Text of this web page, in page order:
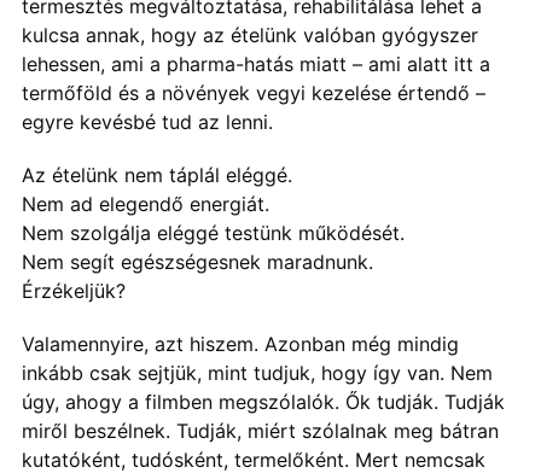
termesztés megváltoztatása, rehabilitálása lehet a
kulcsa annak, hogy az ételünk valóban gyógyszer
lehessen, ami a pharma-hatás miatt – ami alatt itt a
termőföld és a növények vegyi kezelése értendő –
egyre kevésbé tud az lenni.
Az ételünk nem táplál eléggé.
Nem ad elegendő energiát.
Nem szolgálja eléggé testünk működését.
Nem segít egészségesnek maradnunk.
Érzékeljük?
Valamennyire, azt hiszem. Azonban még mindig
inkább csak sejtjük, mint tudjuk, hogy így van. Nem
úgy, ahogy a filmben megszólalók. Ők tudják. Tudják
miről beszélnek. Tudják, miért szólalnak meg bátran
kutatóként, tudósként, termelőként. Mert nemcsak